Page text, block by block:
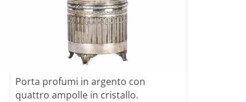
Porta profumi in argento con
quattro ampolle in cristallo.